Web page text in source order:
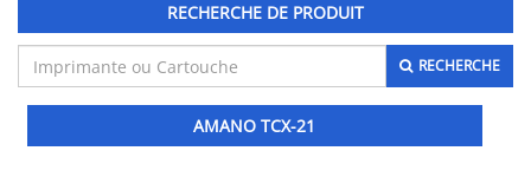
RECHERCHE DE PRODUIT
RECHERCHE
AMANO TCX-21